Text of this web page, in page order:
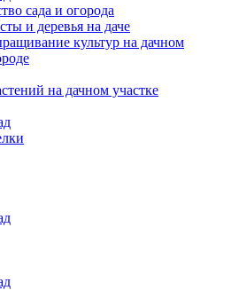
сада и огорода
и деревья на даче
культур на дачном
на дачном участке